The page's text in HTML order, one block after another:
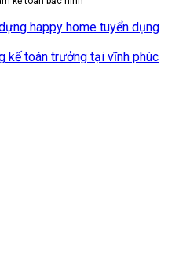
happy home tuyển dụng
kế toán trưởng tại vĩnh phúc